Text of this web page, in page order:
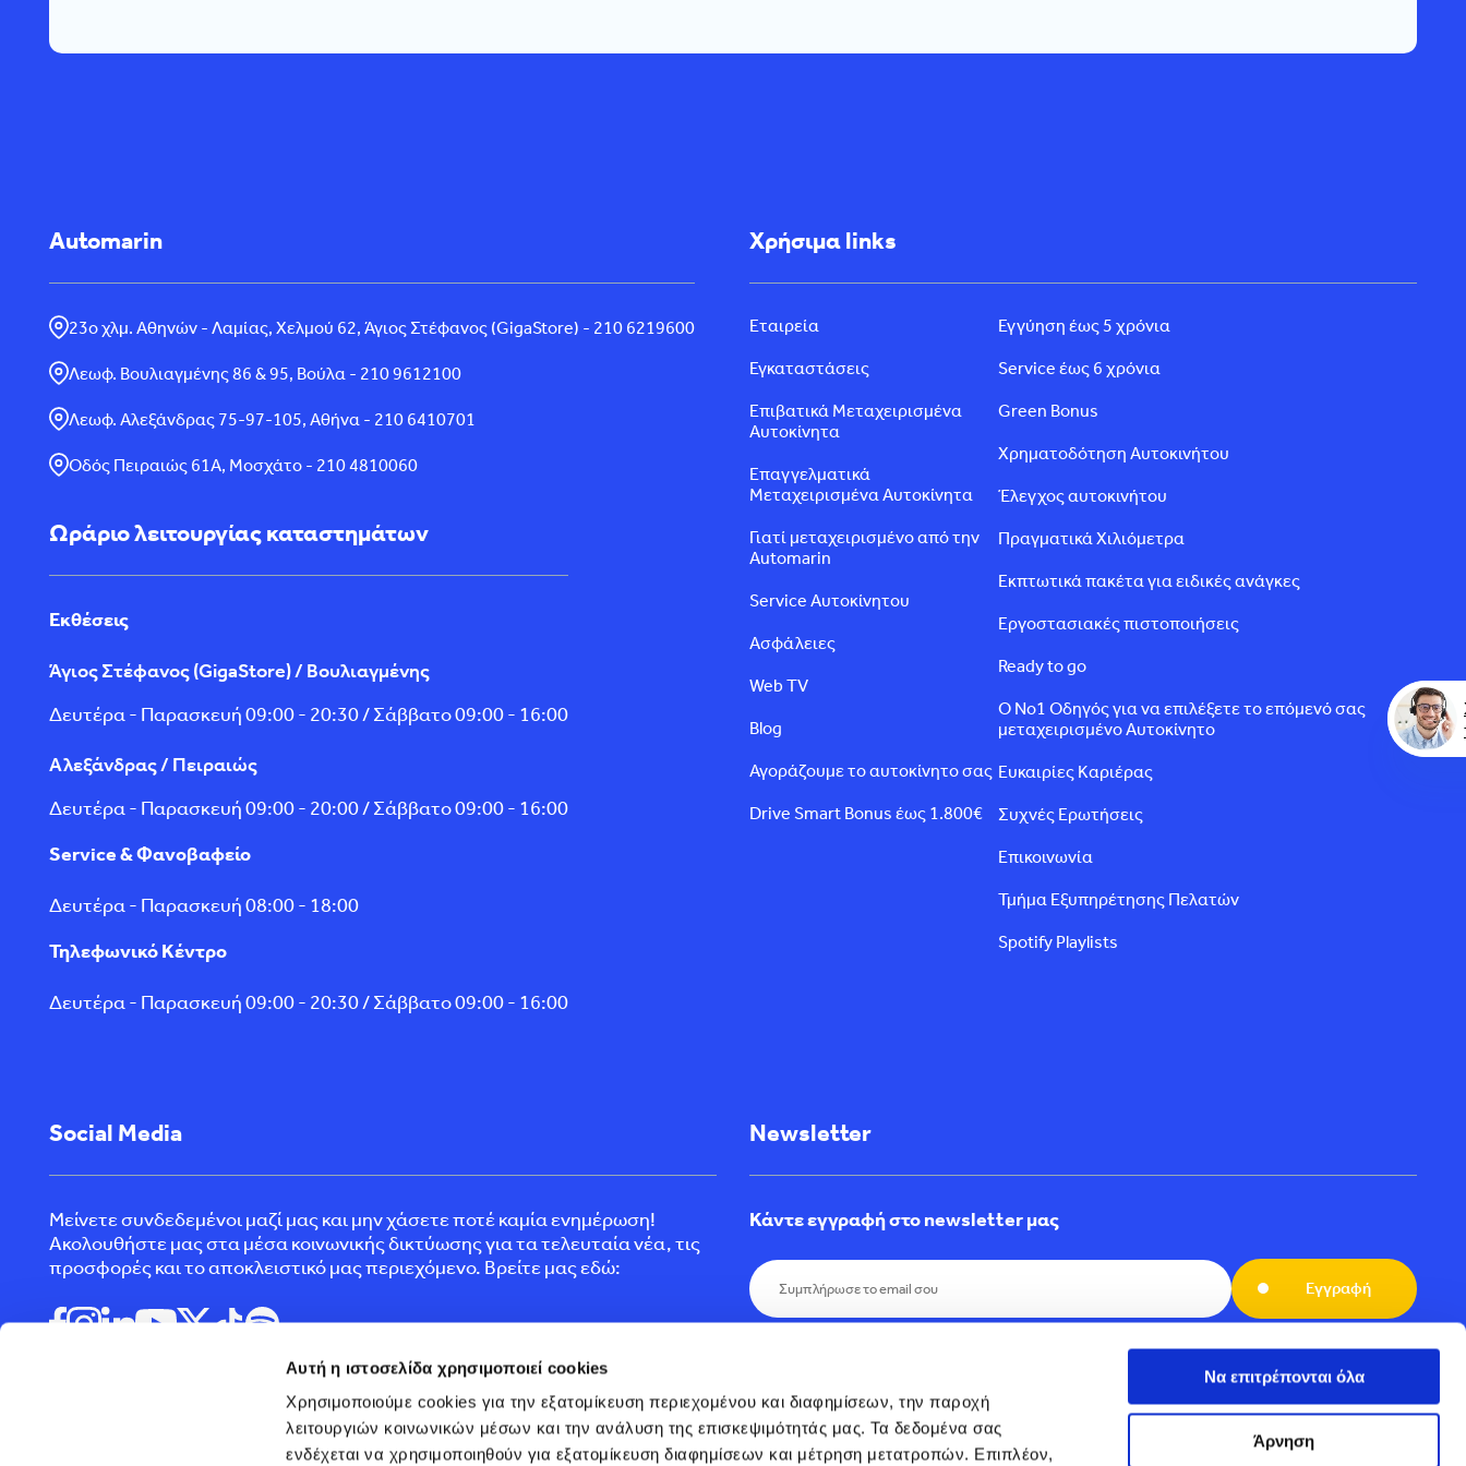
Αυτή η ιστοσελίδα χρησιμοποιεί cookies
Χρησιμοποιούμε cookies για την εξατομίκευση περιεχομένου και διαφημίσεων, την παροχή
λειτουργιών κοινωνικών μέσων και την ανάλυση της επισκεψιμότητάς μας. Τα δεδομένα σας
ενδέχεται να χρησιμοποιηθούν για εξατομίκευση διαφημίσεων και μέτρηση μετατροπών. Επιπλέον,
Να επιτρέπονται όλα
Άρνηση
Automarin
23ο χλμ. Αθηνών - Λαμίας, Χελμού 62, Άγιος Στέφανος (GigaStore) - 210 6219600
Λεωφ. Βουλιαγμένης 86 & 95, Βούλα - 210 9612100
Λεωφ. Αλεξάνδρας 75-97-105, Αθήνα - 210 6410701
Οδός Πειραιώς 61Α, Μοσχάτο - 210 4810060
Ωράριο λειτουργίας καταστημάτων
Εκθέσεις
Άγιος Στέφανος (GigaStore) / Βουλιαγμένης
Δευτέρα - Παρασκευή 09:00 - 20:30 / Σάββατο 09:00 - 16:00
Αλεξάνδρας / Πειραιώς
Δευτέρα - Παρασκευή 09:00 - 20:00 / Σάββατο 09:00 - 16:00
Service & Φανοβαφείο
Δευτέρα - Παρασκευή 08:00 - 18:00
Τηλεφωνικό Κέντρο
Δευτέρα - Παρασκευή 09:00 - 20:30 / Σάββατο 09:00 - 16:00
Χρήσιμα links
Εταιρεία
Εγκαταστάσεις
Επιβατικά Μεταχειρισμένα
Αυτοκίνητα
Επαγγελματικά
Μεταχειρισμένα Αυτοκίνητα
Γιατί μεταχειρισμένο από την
Automarin
Service Αυτοκίνητου
Ασφάλειες
Web TV
Blog
Αγοράζουμε το αυτοκίνητο σας
Drive Smart Bonus έως 1.800€
Εγγύηση έως 5 χρόνια
Service έως 6 χρόνια
Green Bonus
Χρηματοδότηση Αυτοκινήτου
Έλεγχος αυτοκινήτου
Πραγματικά Χιλιόμετρα
Εκπτωτικά πακέτα για ειδικές ανάγκες
Εργοστασιακές πιστοποιήσεις
Ready to go
Ο Νο1 Οδηγός για να επιλέξετε το επόμενό σας
μεταχειρισμένο Αυτοκίνητο
Ευκαιρίες Καριέρας
Συχνές Ερωτήσεις
Επικοινωνία
Τμήμα Εξυπηρέτησης Πελατών
Spotify Playlists
Social Media
Μείνετε συνδεδεμένοι μαζί μας και μην χάσετε ποτέ καμία ενημέρωση!
Ακολουθήστε μας στα μέσα κοινωνικής δικτύωσης για τα τελευταία νέα, τις
προσφορές και το αποκλειστικό μας περιεχόμενο. Βρείτε μας εδώ:
Newsletter
Κάντε εγγραφή στο newsletter μας
Εγγραφή
Εγγραφείτε σήμερα στο ενημερωτικό μας δελτίο για αποκλειστικές
προσφορές, τελευταία νέα και ενημερώσεις. Γίνετε μέλος της κοινότητάς μας
και μείνετε ενήμεροι.